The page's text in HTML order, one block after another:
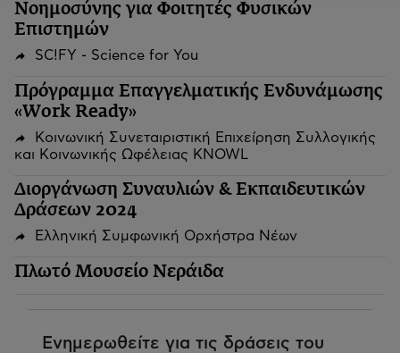
Νοημοσύνης για Φοιτητές Φυσικών
Επιστημών
SC!FY - Science for You
Πρόγραμμα Επαγγελματικής Ενδυνάμωσης
«Work Ready»
Κοινωνική Συνεταιριστική Επιχείρηση Συλλογικής
και Κοινωνικής Ωφέλειας KNOWL
Διοργάνωση Συναυλιών & Εκπαιδευτικών
Δράσεων 2024
Ελληνική Συμφωνική Ορχήστρα Νέων
Πλωτό Μουσείο Νεράιδα
Ενημερωθείτε για τις δράσεις του